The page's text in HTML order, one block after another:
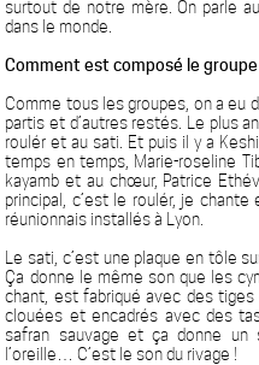
surtout de notre mère. On parle
dans le monde.
Comment est composé le groupe
Comme tous les groupes, on a eu
partis et d’autres restés. Le plus
roulér et au sati. Et puis il y a
temps en temps, Marie-roseline
kayamb et au chœur, Patrice
principal, c’est le roulér, je
réunionnais installés à Lyon.
Le sati, c’est une plaque en tôle
Ça donne le même son que les
chant, est fabriqué avec des
clouées et encadrés avec des
safran sauvage et ça donne un
l’oreille… C’est le son du rivage !